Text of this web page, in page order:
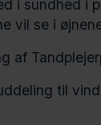
i sundhed i
vil se i
af
til